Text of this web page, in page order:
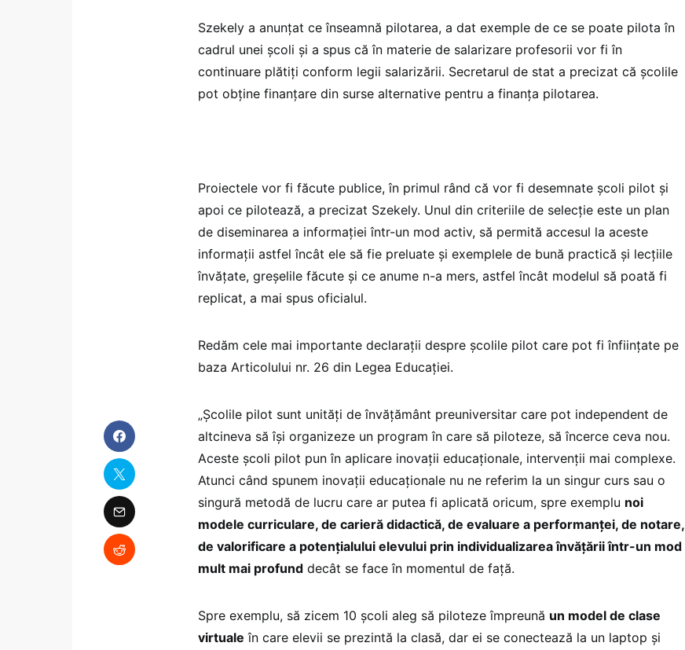
Szekely a anunțat ce înseamnă pilotarea, a dat exemple de ce se poate pilota în
cadrul unei școli și a spus că în materie de salarizare profesorii vor fi în
continuare plătiți conform legii salarizării. Secretarul de stat a precizat că școlile
pot obține finanțare din surse alternative pentru a finanța pilotarea.
Proiectele vor fi făcute publice, în primul rând că vor fi desemnate școli pilot și
apoi ce pilotează, a precizat Szekely. Unul din criteriile de selecție este un plan
de diseminarea a informației într-un mod activ, să permită accesul la aceste
informații astfel încât ele să fie preluate și exemplele de bună practică și lecțiile
învățate, greșelile făcute și ce anume n-a mers, astfel încât modelul să poată fi
replicat, a mai spus oficialul.
Redăm cele mai importante declarații despre școlile pilot care pot fi înființate pe
baza Articolului nr. 26 din Legea Educației.
„Școlile pilot sunt unități de învățământ preuniversitar care pot independent de
altcineva să își organizeze un program în care să piloteze, să încerce ceva nou.
Aceste școli pilot pun în aplicare inovații educaționale, intervenții mai complexe.
Atunci când spunem inovații educaționale nu ne referim la un singur curs sau o
singură metodă de lucru care ar putea fi aplicată oricum, spre exemplu noi
modele curriculare, de carieră didactică, de evaluare a performanței, de notare,
de valorificare a potențialului elevului prin individualizarea învățării într-un mod
mult mai profund decât se face în momentul de față.
Spre exemplu, să zicem 10 școli aleg să piloteze împreună un model de clase
virtuale în care elevii se prezintă la clasă, dar ei se conectează la un laptop și